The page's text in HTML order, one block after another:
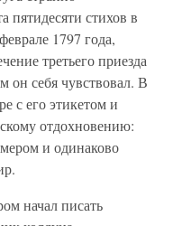
пятидесяти стихов в
1797 года,
третьего приезда
он себя чувствовал. В
с его этикетом и
отдохновению:
и одинаково
начал писать